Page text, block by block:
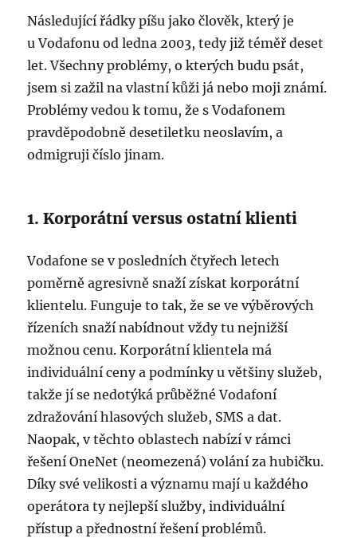
Následující řádky píšu jako člověk, který je
u Vodafonu od ledna 2003, tedy již téměř deset
let. Všechny problémy, o kterých budu psát,
jsem si zažil na vlastní kůži já nebo moji známí.
Problémy vedou k tomu, že s Vodafonem
pravděpodobně desetiletku neoslavím, a
odmigruji číslo jinam.
1. Korporátní versus ostatní klienti
Vodafone se v posledních čtyřech letech
poměrně agresivně snaží získat korporátní
klientelu. Funguje to tak, že se ve výběrových
řízeních snaží nabídnout vždy tu nejnižší
možnou cenu. Korporátní klientela má
individuální ceny a podmínky u většiny služeb,
takže jí se nedotýká průběžné Vodafoní
zdražování hlasových služeb, SMS a dat.
Naopak, v těchto oblastech nabízí v rámci
řešení OneNet (neomezená) volání za hubičku.
Díky své velikosti a významu mají u každého
operátora ty nejlepší služby, individuální
přístup a přednostní řešení problémů.